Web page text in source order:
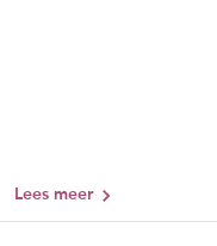
Lees meer